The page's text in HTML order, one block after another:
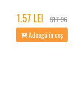
1.57 LEI
$17.96
Adaugă în coș